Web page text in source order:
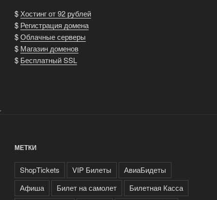
$ Хостинг от 92 рублей
$ Регистрация домена
$Облачные серверы
$ Магазин доменов
$ Бесплатный SSL
.
МЕТКИ
ShopTickets VIP Билеты
АвиаБидеты
Афиша
Билет на самолет
Билетная Касса